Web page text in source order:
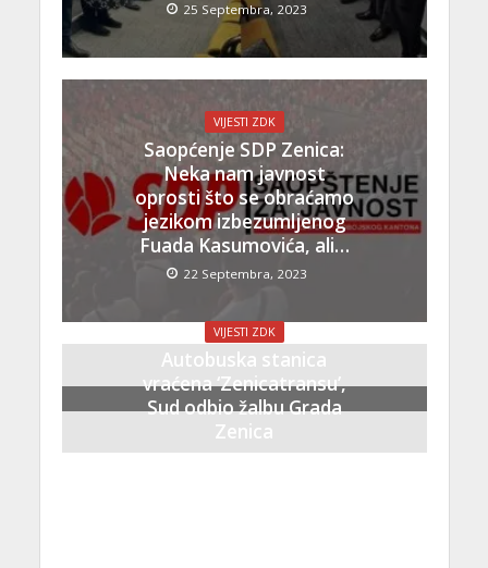
25 Septembra, 2023
VIJESTI ZDK
Saopćenje SDP Zenica:
Neka nam javnost
oprosti što se obraćamo
jezikom izbezumljenog
Fuada Kasumovića, ali…
22 Septembra, 2023
VIJESTI ZDK
Autobuska stanica
vraćena ‘Zenicatransu’,
Sud odbio žalbu Grada
Zenica